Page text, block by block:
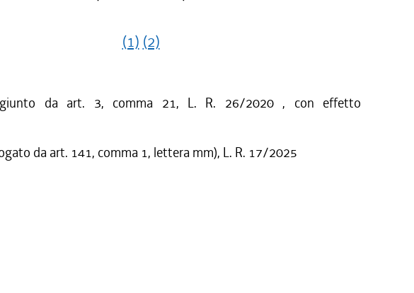
(1) (2)
da art. 3, comma 21, L. R. 26/2020 , con effetto
da art. 141, comma 1, lettera mm), L. R. 17/2025